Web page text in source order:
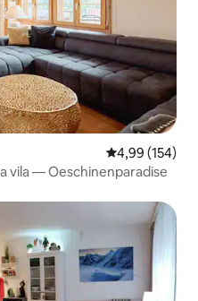
4,99 de uma
4,99 (154)
vila — Oeschinenparadise